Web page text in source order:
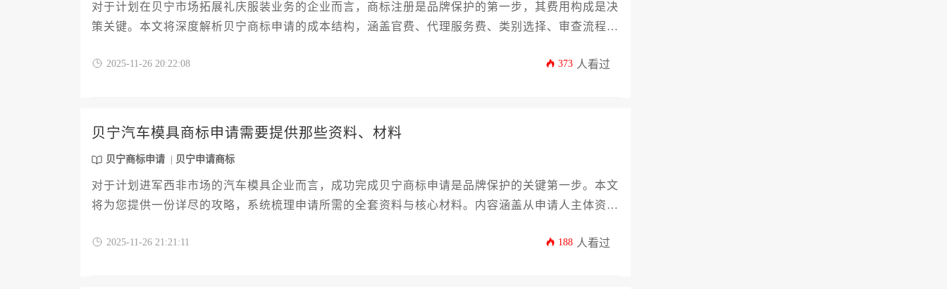
对于计划在贝宁市场拓展礼庆服装业务的企业而言，商标注册是品牌保护的第一步，其费用构成是决
策关键。本文将深度解析贝宁商标申请的成本结构，涵盖官费、代理服务费、类别选择、审查流程等
为品牌在贝宁市场的稳健发展奠定坚实基础，确保贝宁商标申请过程高效且经济。
2025-11-26 20:22:08 373 人看过
贝宁汽车模具商标申请需要提供那些资料、材料
贝宁商标申请 贝宁申请商标
对于计划进军西非市场的汽车模具企业而言，成功完成贝宁商标申请是品牌保护的关键第一步。本文
将为您提供一份详尽的攻略，系统梳理申请所需的全套资料与核心材料。内容涵盖从申请人主体资格
见误区，提升注册成功率，为品牌在贝宁市场的稳健发展奠定坚实基础。
2025-11-26 21:21:11 188 人看过